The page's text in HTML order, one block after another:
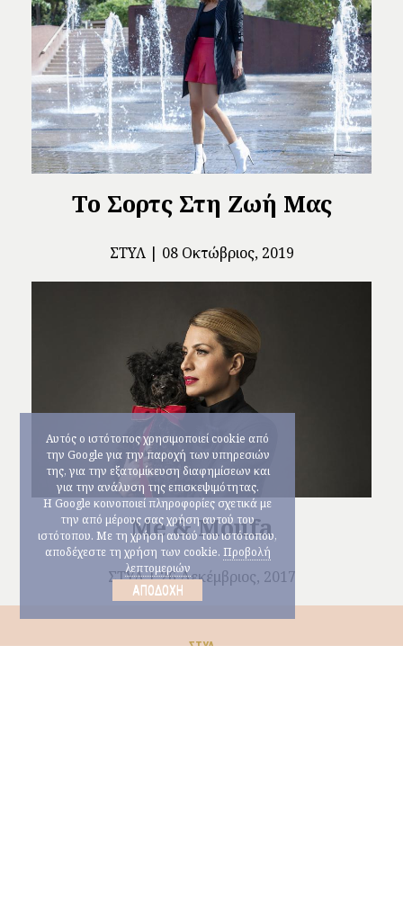
Το Σορτς Στη Ζωή Μας
ΣΤΥΛ 08 Οκτώβριος, 2019
Me & Moufa
ΣΤΥΛ 26 Δεκέμβριος, 2017
ΣΤΥΛ
Αυτός ο ιστότοπος χρησιμοποιεί cookie από
την Google για την παροχή των υπηρεσιών
της, για την εξατομίκευση διαφημίσεων και
για την ανάλυση της επισκεψιμότητας.
Η Google κοινοποιεί πληροφορίες σχετικά με
την από μέρους σας χρήση αυτού του
ιστότοπου. Με τη χρήση αυτού του ιστότοπου,
αποδέχεστε τη χρήση των cookie. Προβολή
λεπτομεριών
ΑΠΟΔΟΧΉ